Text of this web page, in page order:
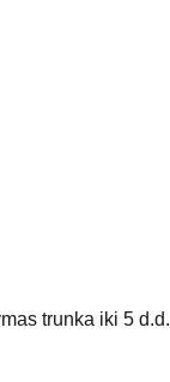
trunka iki 5 d.d.